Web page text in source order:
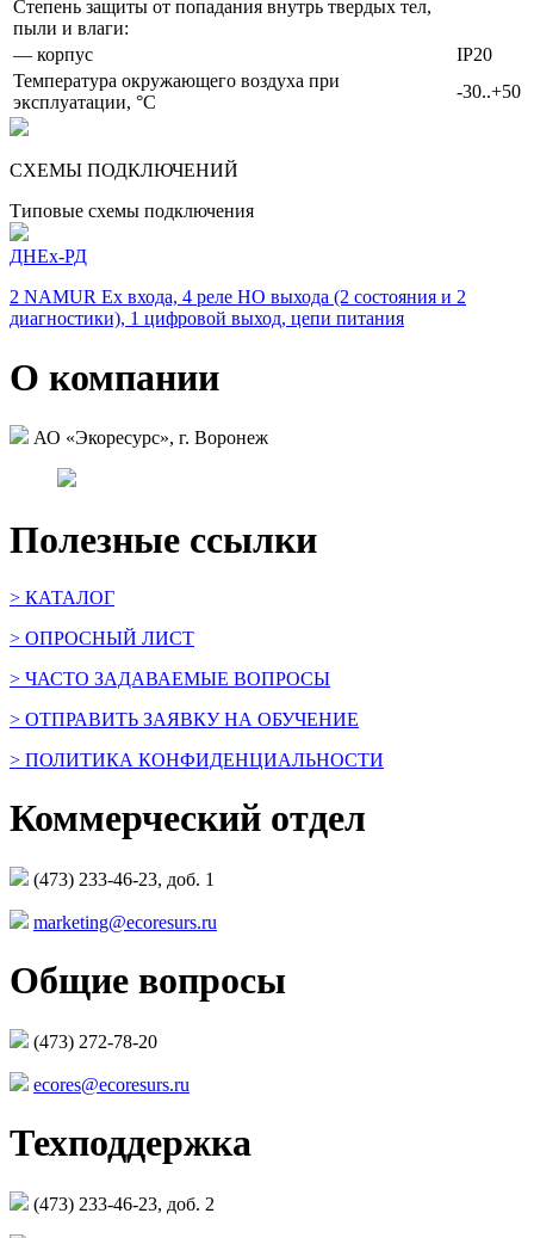
Степень защиты от попадания внутрь твердых тел,
пыли и влаги:
— корпус
IP20
Температура окружающего воздуха при
эксплуатации, °С
-30..+50
СХЕМЫ ПОДКЛЮЧЕНИЙ
Типовые схемы подключения
ДНEx-РД
2 NAMUR Ex входа, 4 реле НО выхода (2 состояния и 2
диагностики), 1 цифровой выход, цепи питания
О компании
АО «Экоресурс», г. Воронеж
Полезные ссылки
> КАТАЛОГ
> ОПРОСНЫЙ ЛИСТ
> ЧАСТО ЗАДАВАЕМЫЕ ВОПРОСЫ
> ОТПРАВИТЬ ЗАЯВКУ НА ОБУЧЕНИЕ
> ПОЛИТИКА КОНФИДЕНЦИАЛЬНОСТИ
Коммерческий отдел
(473) 233-46-23, доб. 1
marketing@ecoresurs.ru
Общие вопросы
(473) 272-78-20
ecores@ecoresurs.ru
Техподдержка
(473) 233-46-23, доб. 2